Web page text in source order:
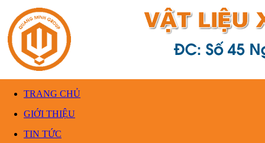
TRANG CHỦ
GIỚI THIỆU
TIN TỨC